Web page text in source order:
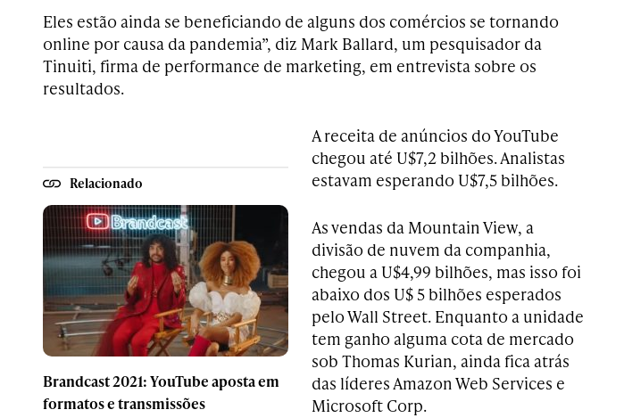
Eles estão ainda se beneficiando de alguns dos comércios se tornando
online por causa da pandemia”, diz Mark Ballard, um pesquisador da
Tinuiti, firma de performance de marketing, em entrevista sobre os
resultados.
Relacionado
Brandcast 2021: YouTube aposta em
formatos e transmissões
A receita de anúncios do YouTube
chegou até U$7,2 bilhões. Analistas
estavam esperando U$7,5 bilhões.
As vendas da Mountain View, a
divisão de nuvem da companhia,
chegou a U$4,99 bilhões, mas isso foi
abaixo dos U$ 5 bilhões esperados
pelo Wall Street. Enquanto a unidade
tem ganho alguma cota de mercado
sob Thomas Kurian, ainda fica atrás
das líderes Amazon Web Services e
Microsoft Corp.